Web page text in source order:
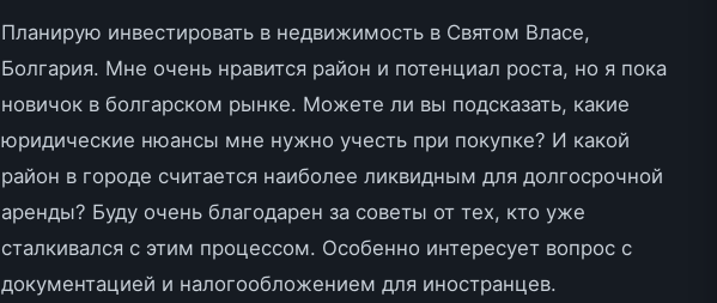
Планирую инвестировать в недвижимость в Святом Власе,
Болгария. Мне очень нравится район и потенциал роста, но я пока
новичок в болгарском рынке. Можете ли вы подсказать, какие
юридические нюансы мне нужно учесть при покупке? И какой
район в городе считается наиболее ликвидным для долгосрочной
аренды? Буду очень благодарен за советы от тех, кто уже
сталкивался с этим процессом. Особенно интересует вопрос с
документацией и налогообложением для иностранцев.